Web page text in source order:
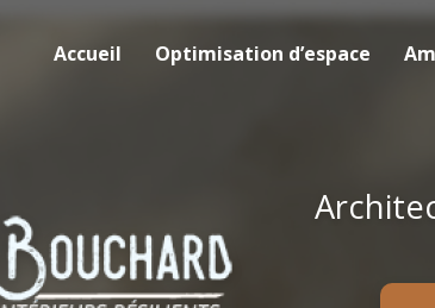
Accueil
Optimisation d’espace